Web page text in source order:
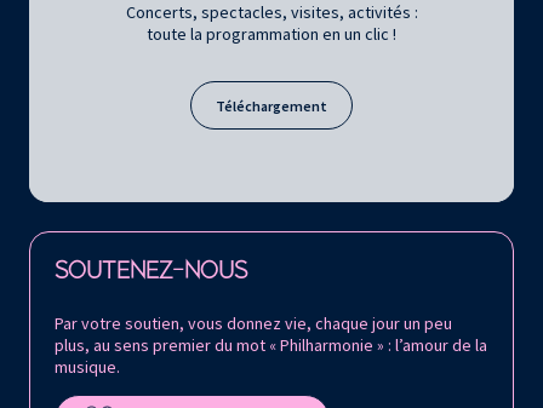
Concerts, spectacles, visites, activités :
toute la programmation en un clic !
Téléchargement
SOUTENEZ-NOUS
Par votre soutien, vous donnez vie, chaque jour un peu
plus, au sens premier du mot « Philharmonie » : l’amour de la
musique.
Retrouvez la Philharmonie de Paris sur